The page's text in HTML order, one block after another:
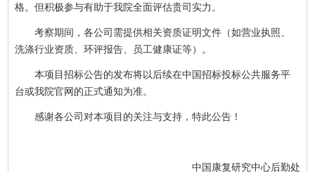
格。但积极参与有助于我院全面评估贵司实力。
考察期间，各公司需提供相关资质证明文件（如营业执照、
洗涤行业资质、环评报告、员工健康证等）。
本项目招标公告的发布将以后续在中国招标投标公共服务平
台或我院官网的正式通知为准。
感谢各公司对本项目的关注与支持，特此公告！
中国康复研究中心后勤处